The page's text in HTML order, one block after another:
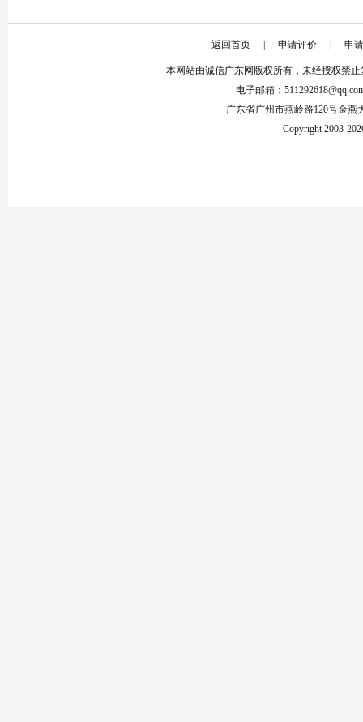
返回首页 申请评价 申
本网站由诚信广东网版权所有，未经授权禁
电子邮箱：
广东省广州市燕岭路120号金燕
Copyright 2003-